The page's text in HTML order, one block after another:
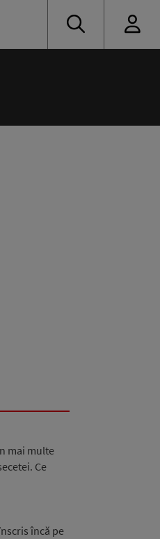
mai multe
Ce
încă pe